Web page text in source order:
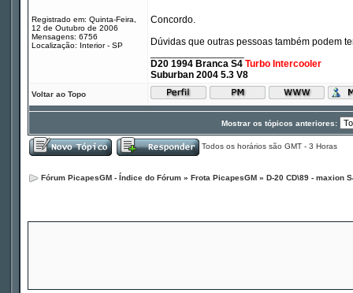
Registrado em: Quinta-Feira,
12 de Outubro de 2006
Mensagens: 6756
Localização: Interior - SP
Concordo.
Dúvidas que outras pessoas também podem
D20 1994 Branca S4 Turbo Intercooler
Suburban 2004 5.3 V8
Voltar ao Topo
Mostrar os tópicos anteriores:
Todos os horários são GMT - 3 Horas
Fórum PicapesGM - Índice do Fórum » Frota PicapesGM » D-20 CD\89 - maxion